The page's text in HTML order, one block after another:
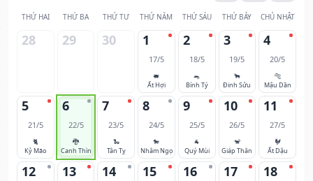
THỨ HAI THỨ BA THỨ TƯ THỨ NĂM THỨ SÁU THỨ BẢY CHỦ NHẬT
28 29 30 1
17/5
🐖
Ất Hợi
2
18/5
🐀
Bính Tý
3
19/5
🐂
Đinh Sửu
4
20/5
🐅
Mậu Dần
5
21/5
🐈
Kỷ Mão
6
22/5
🐉
Canh Thìn
7
23/5
🐍
Tân Tỵ
8
24/5
🐎
Nhâm Ngọ
9
25/5
🐐
Quý Mùi
10
26/5
🐒
Giáp Thân
11
27/5
🐓
Ất Dậu
12 13 14 15 16 17 18